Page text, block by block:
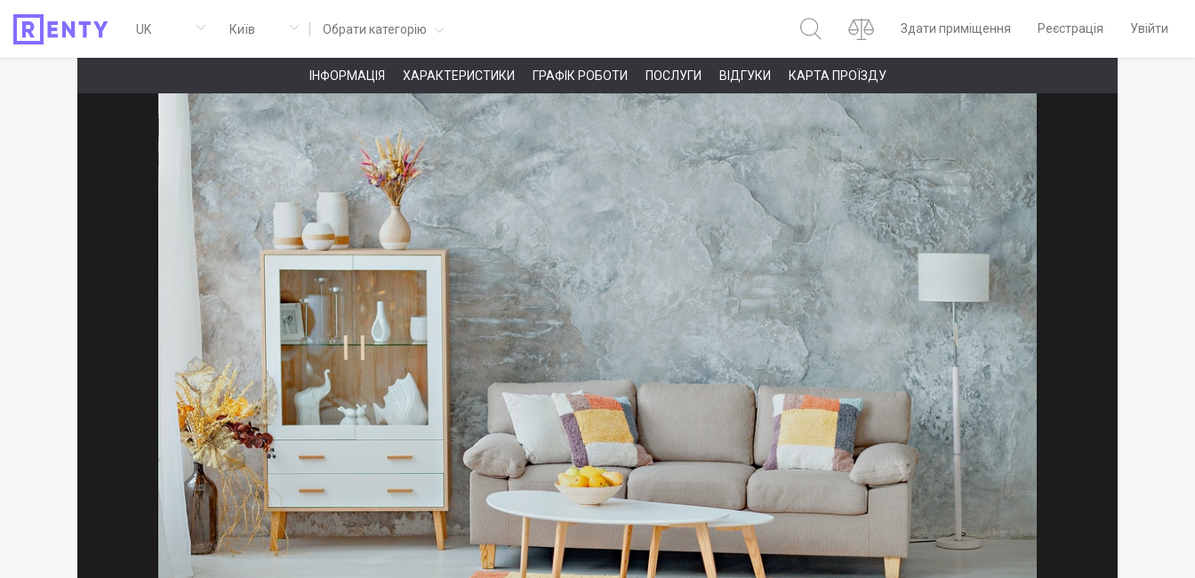
Обрати категорію Здати приміщення Реєстрація Увійти
ІНФОРМАЦІЯ ХАРАКТЕРИСТИКИ ГРАФІК РОБОТИ ПОСЛУГИ ВІДГУКИ КАРТА ПРОЇЗДУ